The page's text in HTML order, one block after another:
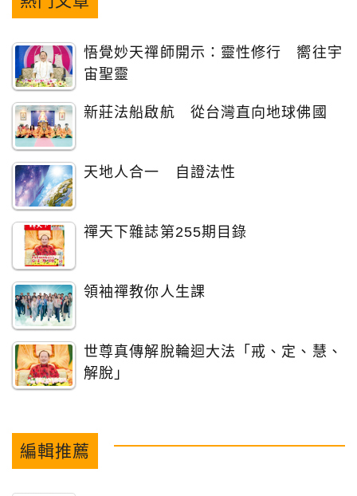
悟覺妙天禪師開示：靈性修行 嚮往宇
宙聖靈
新莊法船啟航 從台灣直向地球佛國
天地人合一 自證法性
禪天下雜誌第255期目錄
領袖禪教你人生課
世尊真傳解脫輪迴大法「戒、定、慧、
解脫」
編輯推薦